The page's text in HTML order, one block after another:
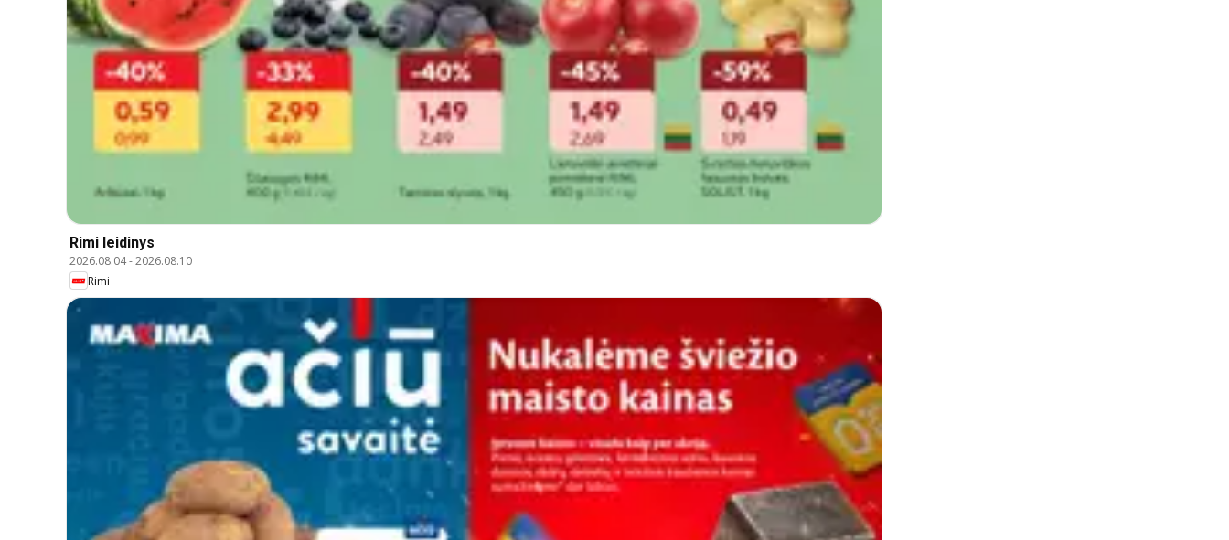
Rimi leidinys
2026.08.04-2026.08.10
Rimi